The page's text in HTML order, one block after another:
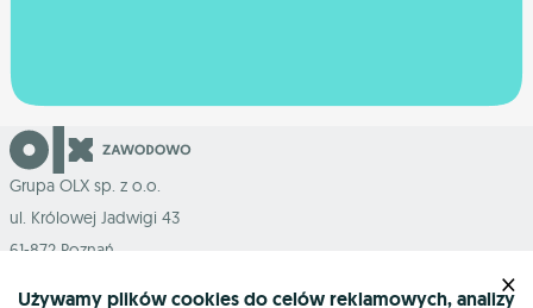
Grupa OLX sp. z o.o.
ul. Królowej Jadwigi 43
61-872 Poznań
Używamy plików cookies do celów reklamowych, analizy
×